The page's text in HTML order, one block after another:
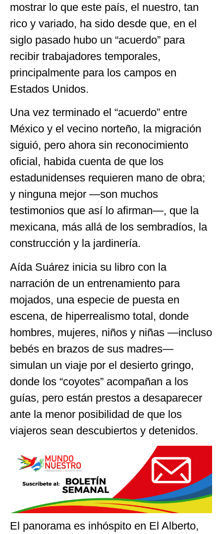
mostrar lo que este país, el nuestro, tan
rico y variado, ha sido desde que, en el
siglo pasado hubo un “acuerdo” para
recibir trabajadores temporales,
principalmente para los campos en
Estados Unidos.
Una vez terminado el “acuerdo” entre
México y el vecino norteño, la migración
siguió, pero ahora sin reconocimiento
oficial, habida cuenta de que los
estadunidenses requieren mano de obra;
y ninguna mejor —son muchos
testimonios que así lo afirman—, que la
mexicana, más allá de los sembradíos, la
construcción y la jardinería.
Aída Suárez inicia su libro con la
narración de un entrenamiento para
mojados, una especie de puesta en
escena, de hiperrealismo total, donde
hombres, mujeres, niños y niñas —incluso
bebés en brazos de sus madres—
simulan un viaje por el desierto gringo,
donde los “coyotes” acompañan a los
guías, pero están prestos a desaparecer
ante la menor posibilidad de que los
viajeros sean descubiertos y detenidos.
El panorama es inhóspito en El Alberto,